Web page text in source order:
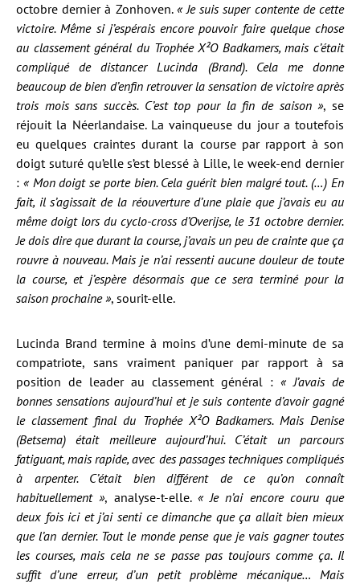
octobre dernier à Zonhoven. « Je suis super contente de cette
victoire. Même si j’espérais encore pouvoir faire quelque chose
au classement général du Trophée X²O Badkamers, mais c’était
compliqué de distancer Lucinda (Brand). Cela me donne
beaucoup de bien d’enfin retrouver la sensation de victoire après
trois mois sans succès. C’est top pour la fin de saison », se
réjouit la Néerlandaise. La vainqueuse du jour a toutefois
eu quelques craintes durant la course par rapport à son
doigt suturé qu’elle s’est blessé à Lille, le week-end dernier
: « Mon doigt se porte bien. Cela guérit bien malgré tout. (…) En
fait, il s’agissait de la réouverture d’une plaie que j’avais eu au
même doigt lors du cyclo-cross d’Overijse, le 31 octobre dernier.
Je dois dire que durant la course, j’avais un peu de crainte que ça
rouvre à nouveau. Mais je n’ai ressenti aucune douleur de toute
la course, et j’espère désormais que ce sera terminé pour la
saison prochaine », sourit-elle.
Lucinda Brand termine à moins d’une demi-minute de sa
compatriote, sans vraiment paniquer par rapport à sa
position de leader au classement général : « J’avais de
bonnes sensations aujourd’hui et je suis contente d’avoir gagné
le classement final du Trophée X²O Badkamers. Mais Denise
(Betsema) était meilleure aujourd’hui. C’était un parcours
fatiguant, mais rapide, avec des passages techniques compliqués
à arpenter. C’était bien différent de ce qu’on connaît
habituellement », analyse-t-elle. « Je n’ai encore couru que
deux fois ici et j’ai senti ce dimanche que ça allait bien mieux
que l’an dernier. Tout le monde pense que je vais gagner toutes
les courses, mais cela ne se passe pas toujours comme ça. Il
suffit d’une erreur, d’un petit problème mécanique… Mais